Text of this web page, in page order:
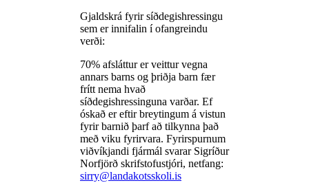
Gjaldskrá fyrir síðdegishressingu
sem er innifalin í ofangreindu
verði:
70% afsláttur er veittur vegna
annars barns og þriðja barn fær
frítt nema hvað
síðdegishressinguna varðar. Ef
óskað er eftir breytingum á vistun
fyrir barnið þarf að tilkynna það
með viku fyrirvara. Fyrirspurnum
viðvíkjandi fjármál svarar Sigríður
Norfjörð skrifstofustjóri, netfang:
sirry@landakotsskoli.is